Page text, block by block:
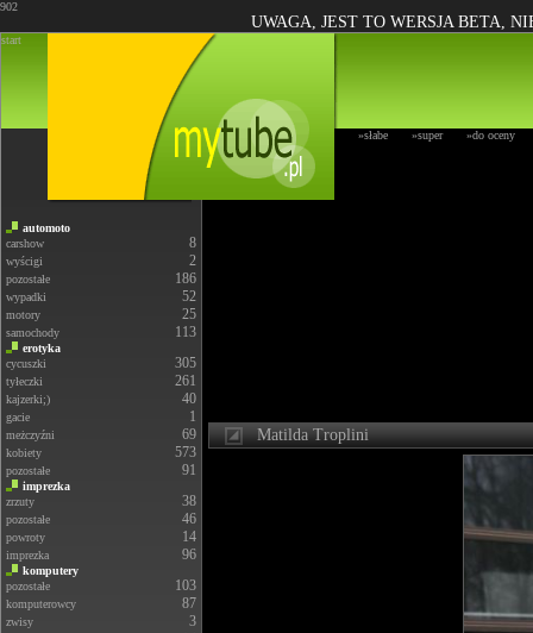
902
UWAGA, JEST TO WERSJA BETA,
start
»słabe »super »do oceny
automoto
carshow
8
wyścigi 2
pozostałe 186
wypadki 52
motory 25
samochody 113
erotyka
cycuszki
305
tyłeczki 261
kajzerki;) 40
gacie 1
meżczyźni 69
kobiety 573
pozostałe 91
imprezka
zrzuty
38
pozostałe 46
powroty 14
imprezka 96
komputery
pozostałe
103
komputerowcy 87
zwisy 3
Matilda Troplini